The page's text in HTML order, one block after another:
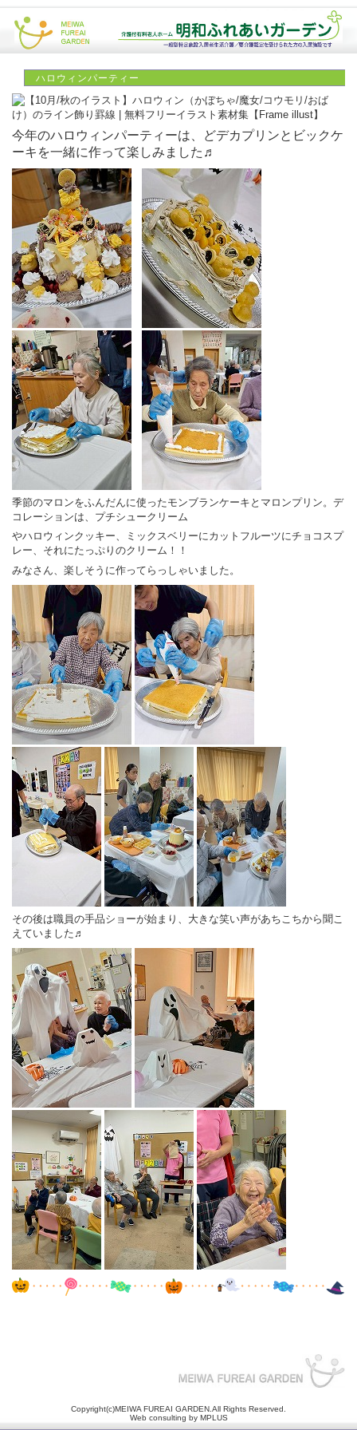
サービス内容
施設のご紹介
施設の写真
費用について
Q&A
ふれあい通信
職員募集のお知らせ
アクセスマップ
会社案内
お問い合せ
プライバシーポリシー
ハロウィンパーティー
今年のハロウィンパーティーは、どデカプリンとビックケ
ーキを一緒に作って楽しみました♬
季節のマロンをふんだんに使ったモンブランケーキとマロンプリン。デ
コレーションは、プチシュークリーム
やハロウィンクッキー、ミックスベリーにカットフルーツにチョコスプ
レー、それにたっぷりのクリーム！！
みなさん、楽しそうに作ってらっしゃいました。
その後は職員の手品ショーが始まり、大きな笑い声があちこちから聞こ
えていました♬
Copyright(c)MEIWA FUREAI GARDEN.All Rights Reserved.
Web consulting by MPLUS